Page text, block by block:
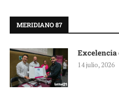
MERIDIANO 87
Excelencia
14 julio, 2026